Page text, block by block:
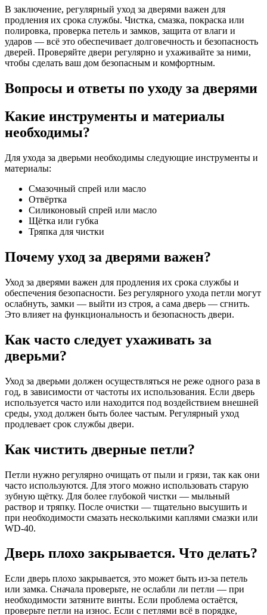
В заключение, регулярный уход за дверями важен для
продления их срока службы. Чистка, смазка, покраска или
полировка, проверка петель и замков, защита от влаги и
ударов — всё это обеспечивает долговечность и безопасность
дверей. Проверяйте двери регулярно и ухаживайте за ними,
чтобы сделать ваш дом безопасным и комфортным.
Вопросы и ответы по уходу за дверями
Какие инструменты и материалы
необходимы?
Для ухода за дверьми необходимы следующие инструменты и
материалы:
Смазочный спрей или масло
Отвёртка
Силиконовый спрей или масло
Щётка или губка
Тряпка для чистки
Почему уход за дверями важен?
Уход за дверями важен для продления их срока службы и
обеспечения безопасности. Без регулярного ухода петли могут
ослабнуть, замки — выйти из строя, а сама дверь — сгнить.
Это влияет на функциональность и безопасность двери.
Как часто следует ухаживать за
дверьми?
Уход за дверьми должен осуществляться не реже одного раза в
год, в зависимости от частоты их использования. Если дверь
используется часто или находится под воздействием внешней
среды, уход должен быть более частым. Регулярный уход
продлевает срок службы двери.
Как чистить дверные петли?
Петли нужно регулярно очищать от пыли и грязи, так как они
часто используются. Для этого можно использовать старую
зубную щётку. Для более глубокой чистки — мыльный
раствор и тряпку. После очистки — тщательно высушить и
при необходимости смазать несколькими каплями смазки или
WD-40.
Дверь плохо закрывается. Что делать?
Если дверь плохо закрывается, это может быть из-за петель
или замка. Сначала проверьте, не ослабли ли петли — при
необходимости затяните винты. Если проблема остаётся,
проверьте петли на износ. Если с петлями всё в порядке,